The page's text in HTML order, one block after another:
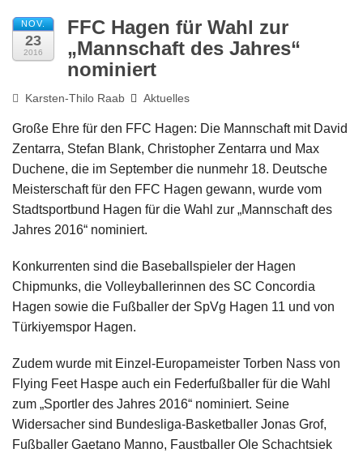
NOV.
23
2016
FFC Hagen für Wahl zur
„Mannschaft des Jahres“
nominiert
Karsten-Thilo Raab Aktuelles
Große Ehre für den FFC Hagen: Die Mannschaft mit David
Zentarra, Stefan Blank, Christopher Zentarra und Max
Duchene, die im September die nunmehr 18. Deutsche
Meisterschaft für den FFC Hagen gewann, wurde vom
Stadtsportbund Hagen für die Wahl zur „Mannschaft des
Jahres 2016“ nominiert.
Konkurrenten sind die Baseballspieler der Hagen
Chipmunks, die Volleyballerinnen des SC Concordia
Hagen sowie die Fußballer der SpVg Hagen 11 und von
Türkiyemspor Hagen.
Zudem wurde mit Einzel-Europameister Torben Nass von
Flying Feet Haspe auch ein Federfußballer für die Wahl
zum „Sportler des Jahres 2016“ nominiert. Seine
Widersacher sind Bundesliga-Basketballer Jonas Grof,
Fußballer Gaetano Manno, Faustballer Ole Schachtsiek